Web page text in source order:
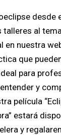
desde
al
en nuestra
que
para
y
película
estará
y